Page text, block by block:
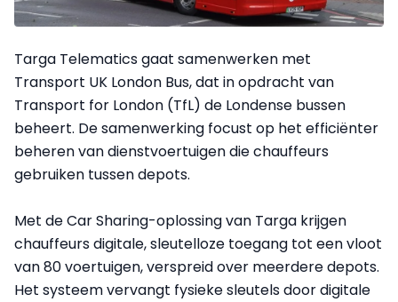
Targa Telematics gaat samenwerken met
Transport UK London Bus, dat in opdracht van
Transport for London (TfL) de Londense bussen
beheert. De samenwerking focust op het efficiënter
beheren van dienstvoertuigen die chauffeurs
gebruiken tussen depots.
Met de Car Sharing-oplossing van Targa krijgen
chauffeurs digitale, sleutelloze toegang tot een vloot
van 80 voertuigen, verspreid over meerdere depots.
Het systeem vervangt fysieke sleutels door digitale